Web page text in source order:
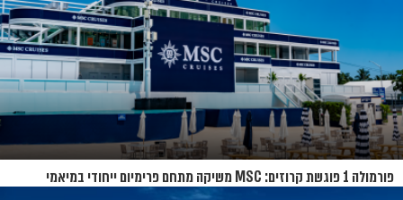
פורמולה 1 פוגשת קרוזים: MSC משיקה מתחם פרימיום ייחודי במיאמי